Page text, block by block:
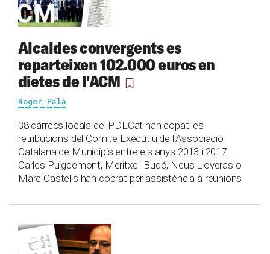
Alcaldes convergents es
reparteixen 102.000 euros en
dietes de l'ACM
Roger Palà
38 càrrecs locals del PDECat han copat les
retribucions del Comitè Executiu de l'Associació
Catalana de Municipis entre els anys 2013 i 2017.
Carles Puigdemont, Meritxell Budó, Neus Lloveras o
Marc Castells han cobrat per assistència a reunions